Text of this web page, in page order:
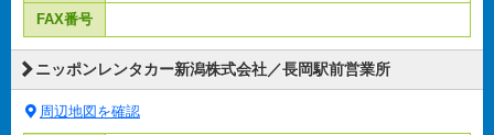
FAX番号
ニッポンレンタカー新潟株式会社／長岡駅前営業所
周辺地図を確認